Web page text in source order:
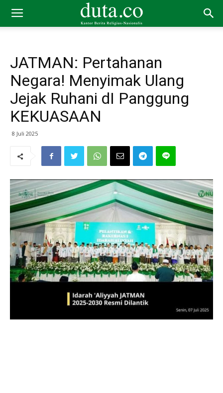
JATMAN: Pertahanan
Negara! Menyimak Ulang
Jejak Ruhani dI Panggung
KEKUASAAN
8 Juli 2025